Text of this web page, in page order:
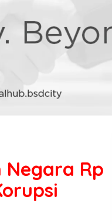
Negara Rp